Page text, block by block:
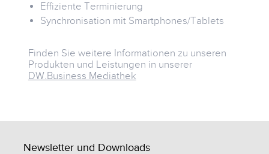
Effiziente Terminierung
Synchronisation mit Smartphones/Tablets
Finden Sie weitere Informationen zu unseren
Produkten und Leistungen in unserer
DW.Business Mediathek
Newsletter und Downloads